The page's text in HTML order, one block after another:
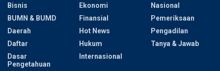
Bisnis
BUMN & BUMD
Daerah
Daftar
Dasar
Pengetahuan
Ekonomi
Finansial
Hot News
Hukum
Internasional
Nasional
Pemeriksaan
Pengadilan
Tanya & Jawab